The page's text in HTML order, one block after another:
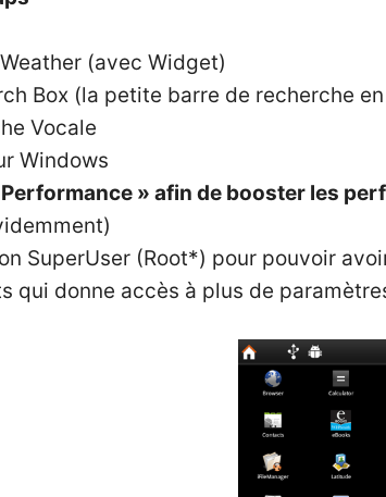
(avec Widget)
Box (la petite barre de recherche
Vocale
Windows
» afin de booster les
SuperUser (Root*) pour pouvoir
qui donne accès à plus de